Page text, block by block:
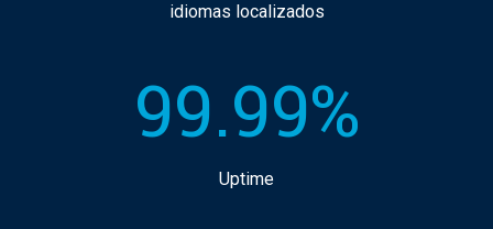
idiomas localizados
99.99%
Uptime